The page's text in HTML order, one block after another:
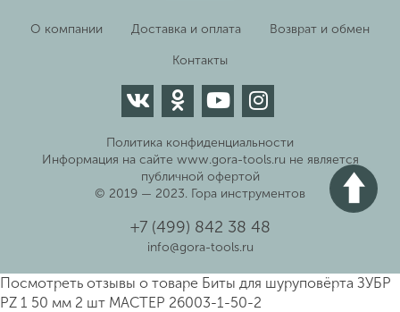
О компании Доставка и оплата Возврат и обмен
Контакты
Политика конфиденциальности
Информация на сайте www.gora-tools.ru не является
публичной офертой
© 2019 — 2023. Гора инструментов
+7 (499) 842 38 48
info@gora-tools.ru
Посмотреть отзывы о товаре Биты для шуруповёрта ЗУБР
PZ 1 50 мм 2 шт МАСТЕР 26003-1-50-2